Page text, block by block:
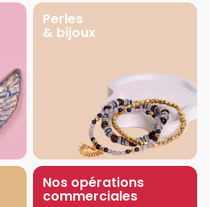
Perles
& bijoux
Nos opérations
commerciales